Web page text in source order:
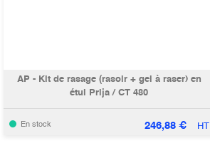
AP - Kit de rasage (rasoir + gel à raser) en
étui Prija / CT 480
En stock 246,88€ HT